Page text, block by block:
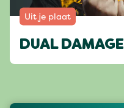
Uit je plaat
DUAL DAMAGE